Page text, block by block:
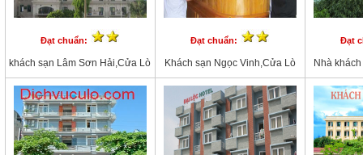
Đạt chuẩn:
khách sạn Lâm Sơn Hải,Cửa Lò
Đạt chuẩn:
Khách sạn Ngọc Vinh,Cửa Lò
Đạt
Nhà